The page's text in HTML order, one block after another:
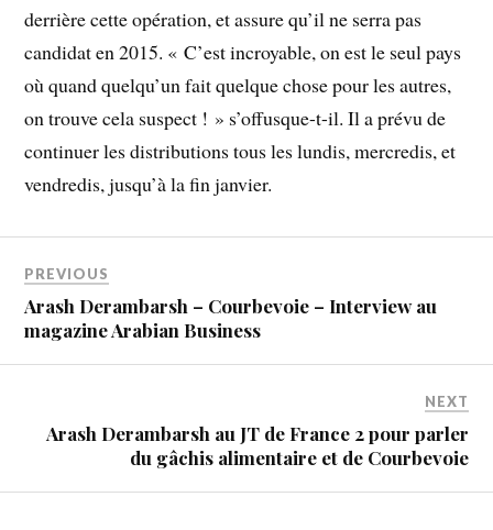
derrière cette opération, et assure qu’il ne serra pas
candidat en 2015. « C’est incroyable, on est le seul pays
où quand quelqu’un fait quelque chose pour les autres,
on trouve cela suspect ! » s’offusque-t-il. Il a prévu de
continuer les distributions tous les lundis, mercredis, et
vendredis, jusqu’à la fin janvier.
PREVIOUS
Arash Derambarsh – Courbevoie – Interview au
magazine Arabian Business
NEXT
Arash Derambarsh au JT de France 2 pour parler
du gâchis alimentaire et de Courbevoie